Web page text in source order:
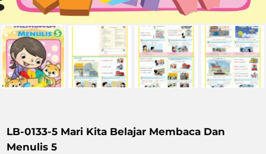
LB-0133-5 Mari Kita Belajar Membaca Dan
Menulis 5